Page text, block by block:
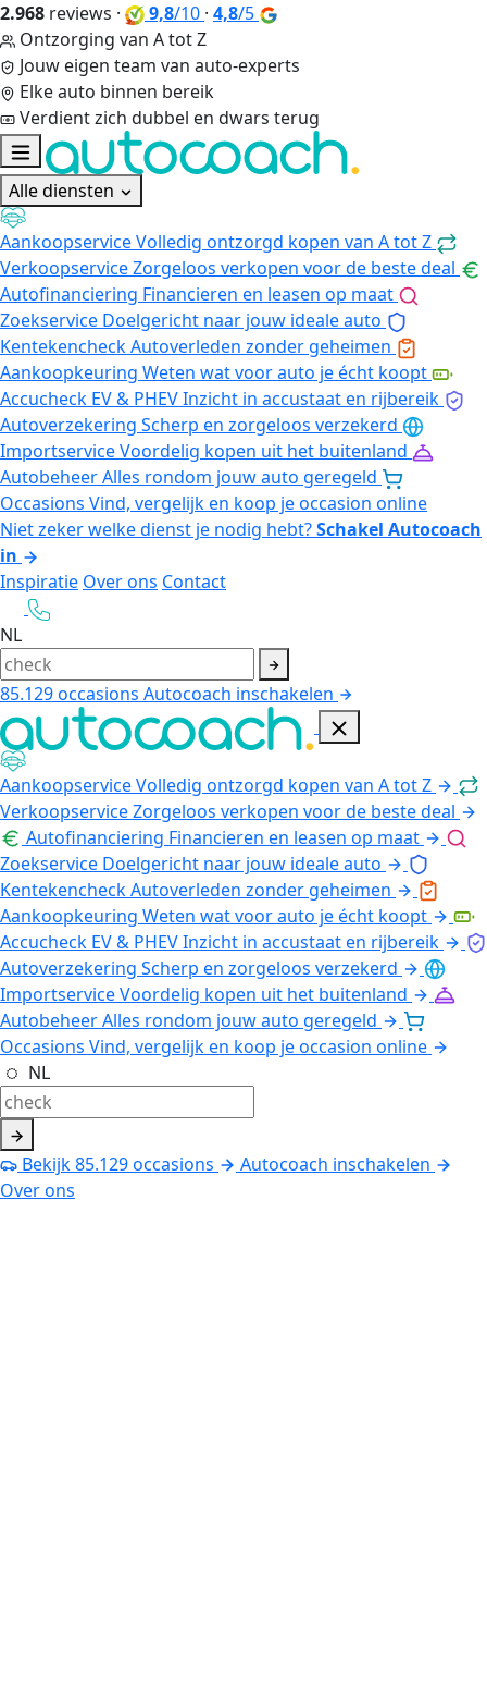
2.968 reviews · 9,8/10 · 4,8/5
Ontzorging van A tot Z
Jouw eigen team van auto-experts
Elke auto binnen bereik
Verdient zich dubbel en dwars terug
Alle diensten
AankoopserviceVolledig ontzorgd kopen van A tot Z
VerkoopserviceZorgeloos verkopen voor de beste deal
Autofinanciering Financieren en leasen op maat
Zoekservice Doelgericht naar jouw ideale auto
KentekencheckAutoverleden zonder geheimen
Aankoopkeuring Weten wat voor auto je écht koopt
Accucheck EV & PHEVInzicht in accustaat en rijbereik
Autoverzekering Scherp en zorgeloos verzekerd
ImportserviceVoordelig kopen uit het buitenland
AutobeheerAlles rondom jouw auto geregeld
Occasions Vind, vergelijk en koop je occasion online
Niet zeker welke dienst je nodig hebt?Schakel Autocoach
in
Inspiratie Over ons Contact
NL
85.129occasions Autocoach inschakelen
AankoopserviceVolledig ontzorgd kopen van A tot Z
VerkoopserviceZorgeloos verkopen voor de beste deal
Autofinanciering Financieren en leasen op maat
Zoekservice Doelgericht naar jouw ideale auto
KentekencheckAutoverleden zonder geheimen
Aankoopkeuring Weten wat voor auto je écht koopt
Accucheck EV & PHEVInzicht in accustaat en rijbereik
Autoverzekering Scherp en zorgeloos verzekerd
ImportserviceVoordelig kopen uit het buitenland
AutobeheerAlles rondom jouw auto geregeld
Occasions Vind, vergelijk en koop je occasion online
NL
Bekijk85.129occasions
Autocoach inschakelen
Over ons